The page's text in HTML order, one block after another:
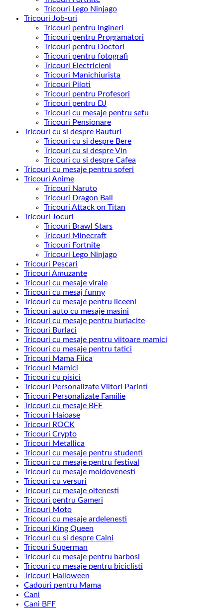
Tricouri Lego Ninjago
Tricouri Job-uri
Tricouri pentru ingineri
Tricouri pentru Programatori
Tricouri pentru Doctori
Tricouri pentru fotografi
Tricouri Electricieni
Tricouri Manichiurista
Tricouri Piloti
Tricouri pentru Profesori
Tricouri pentru DJ
Tricouri cu mesaje pentru sefu
Tricouri Pensionare
Tricouri cu si despre Bauturi
Tricouri cu si despre Bere
Tricouri cu si despre Vin
Tricouri cu si despre Cafea
Tricouri cu mesaje pentru soferi
Tricouri Anime
Tricouri Naruto
Tricouri Dragon Ball
Tricouri Attack on Titan
Tricouri Jocuri
Tricouri Brawl Stars
Tricouri Minecraft
Tricouri Fortnite
Tricouri Lego Ninjago
Tricouri Pescari
Tricouri Amuzante
Tricouri cu mesaje virale
Tricouri cu mesaj funny
Tricouri cu mesaje pentru liceeni
Tricouri auto cu mesaje masini
Tricouri cu mesaje pentru burlacite
Tricouri Burlaci
Tricouri cu mesaje pentru viitoare mamici
Tricouri cu mesaje pentru tatici
Tricouri Mama Fiica
Tricouri Mamici
Tricouri cu pisici
Tricouri Personalizate Viitori Parinti
Tricouri Personalizate Familie
Tricouri cu mesaje BFF
Tricouri Haioase
Tricouri ROCK
Tricouri Crypto
Tricouri Metallica
Tricouri cu mesaje pentru studenti
Tricouri cu mesaje pentru festival
Tricouri cu mesaje moldovenesti
Tricouri cu versuri
Tricouri cu mesaje oltenesti
Tricouri pentru Gameri
Tricouri Moto
Tricouri cu mesaje ardelenesti
Tricouri King Queen
Tricouri cu si despre Caini
Tricouri Superman
Tricouri cu mesaje pentru barbosi
Tricouri cu mesaje pentru biciclisti
Tricouri Halloween
Cadouri pentru Mama
Cani
Cani BFF